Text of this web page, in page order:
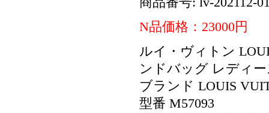
N品価格：23000円
ルイ・ヴィトン
ンドバッグ レディ
ブランド LOUIS
型番 M57093